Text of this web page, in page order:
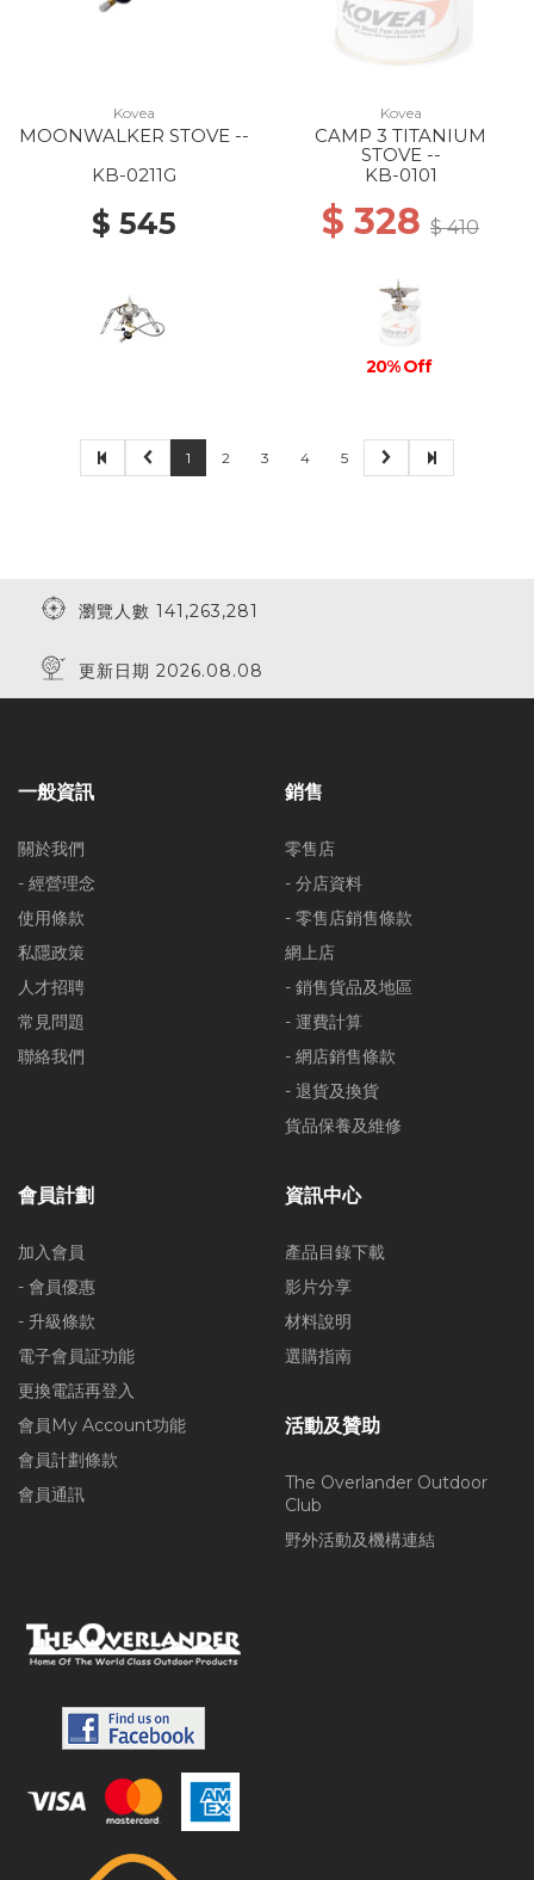
Kovea
MOONWALKER STOVE --
KB-0211G
$ 545
Kovea
CAMP 3 TITANIUM
STOVE --
KB-0101
$ 328 $ 410
20% Off
1 2 3 4 5
瀏覽人數 141,263,281
更新日期 2026.08.08
一般資訊
關於我們
- 經營理念
使用條款
私隱政策
人才招聘
常見問題
聯絡我們
銷售
零售店
- 分店資料
- 零售店銷售條款
網上店
- 銷售貨品及地區
- 運費計算
- 網店銷售條款
- 退貨及換貨
貨品保養及維修
會員計劃
加入會員
- 會員優惠
- 升級條款
電子會員証功能
更換電話再登入
會員My Account功能
會員計劃條款
會員通訊
資訊中心
產品目錄下載
影片分享
材料說明
選購指南
活動及贊助
The Overlander Outdoor
Club
野外活動及機構連結